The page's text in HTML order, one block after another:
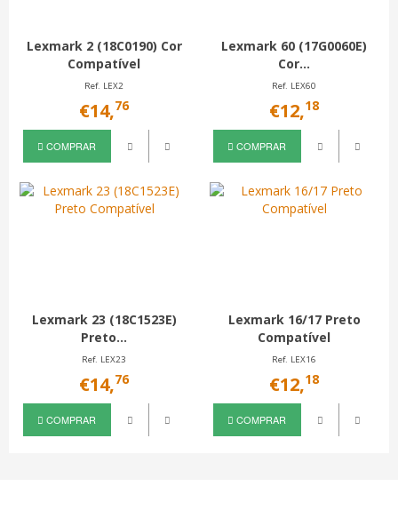
Lexmark 2 (18C0190) Cor
Compatível
Ref. LEX2
€14,76
COMPRAR
Lexmark 60 (17G0060E)
Cor...
Ref. LEX60
€12,18
COMPRAR
Lexmark 23 (18C1523E)
Preto...
Ref. LEX23
€14,76
COMPRAR
Lexmark 16/17 Preto
Compatível
Ref. LEX16
€12,18
COMPRAR